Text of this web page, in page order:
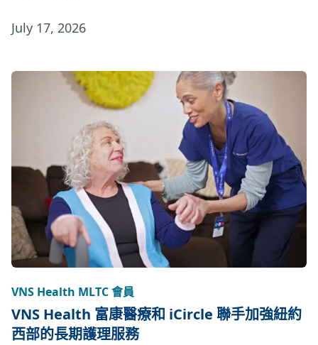
July 17, 2026
VNS Health MLTC 會員
VNS Health 富康醫療和 iCircle 聯手加強紐約
西部的長期護理服務